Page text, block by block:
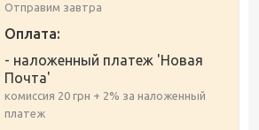
Отправим завтра
Оплата:
- наложенный платеж 'Новая
Почта'
комиссия 20 грн + 2% за наложенный
платеж